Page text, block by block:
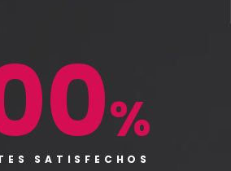
%
SATISFECHOS